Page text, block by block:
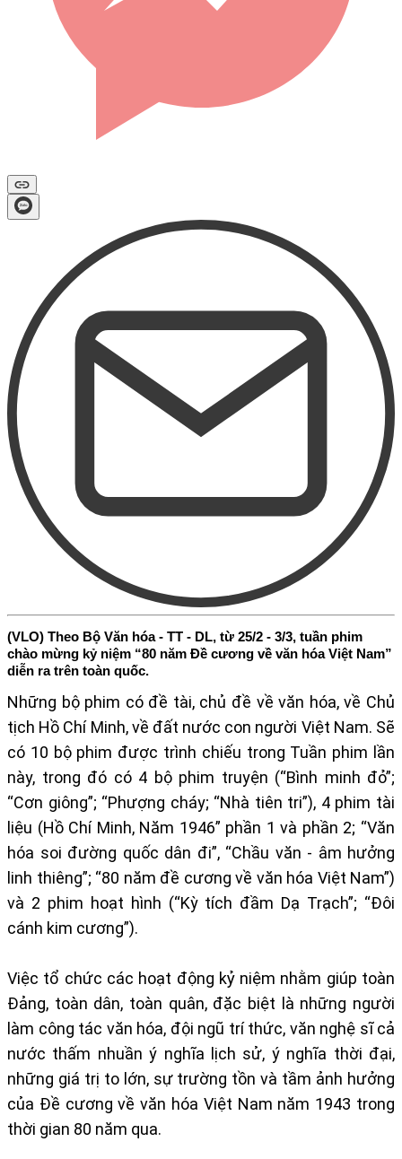
(VLO) Theo Bộ Văn hóa - TT - DL, từ 25/2 - 3/3, tuần phim
chào mừng kỷ niệm “80 năm Đề cương về văn hóa Việt Nam”
diễn ra trên toàn quốc.
Những bộ phim có đề tài, chủ đề về văn hóa, về Chủ
tịch Hồ Chí Minh, về đất nước con người Việt Nam. Sẽ
có 10 bộ phim được trình chiếu trong Tuần phim lần
này, trong đó có 4 bộ phim truyện (“Bình minh đỏ”;
“Cơn giông”; “Phượng cháy; “Nhà tiên tri”), 4 phim tài
liệu (Hồ Chí Minh, Năm 1946” phần 1 và phần 2; “Văn
hóa soi đường quốc dân đi”, “Chầu văn - âm hưởng
linh thiêng”; “80 năm đề cương về văn hóa Việt Nam”)
và 2 phim hoạt hình (“Kỳ tích đầm Dạ Trạch”; “Đôi
cánh kim cương”).
Việc tổ chức các hoạt động kỷ niệm nhằm giúp toàn
Đảng, toàn dân, toàn quân, đặc biệt là những người
làm công tác văn hóa, đội ngũ trí thức, văn nghệ sĩ cả
nước thấm nhuần ý nghĩa lịch sử, ý nghĩa thời đại,
những giá trị to lớn, sự trường tồn và tầm ảnh hưởng
của Đề cương về văn hóa Việt Nam năm 1943 trong
thời gian 80 năm qua.